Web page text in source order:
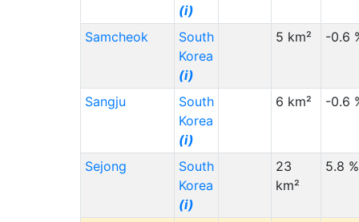
(i)
Samcheok
South
Korea
(i)
5 km² -0.6
Sangju
South
Korea
(i)
6 km² -0.6
Sejong
South
Korea
(i)
23
km²
5.8 %